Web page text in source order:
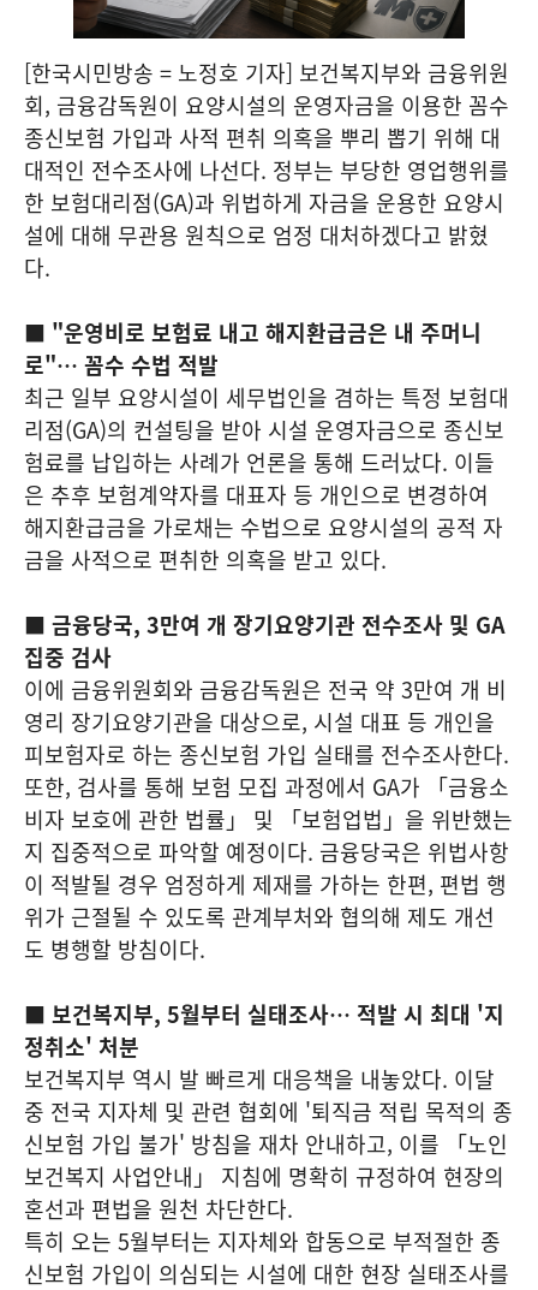
[한국시민방송 = 노정호 기자] 보건복지부와 금융위원
회, 금융감독원이 요양시설의 운영자금을 이용한 꼼수
종신보험 가입과 사적 편취 의혹을 뿌리 뽑기 위해 대
대적인 전수조사에 나선다. 정부는 부당한 영업행위를
한 보험대리점(GA)과 위법하게 자금을 운용한 요양시
설에 대해 무관용 원칙으로 엄정 대처하겠다고 밝혔
다.
■ "운영비로 보험료 내고 해지환급금은 내 주머니
로"… 꼼수 수법 적발
최근 일부 요양시설이 세무법인을 겸하는 특정 보험대
리점(GA)의 컨설팅을 받아 시설 운영자금으로 종신보
험료를 납입하는 사례가 언론을 통해 드러났다. 이들
은 추후 보험계약자를 대표자 등 개인으로 변경하여
해지환급금을 가로채는 수법으로 요양시설의 공적 자
금을 사적으로 편취한 의혹을 받고 있다.
■ 금융당국, 3만여 개 장기요양기관 전수조사 및 GA
집중 검사
이에 금융위원회와 금융감독원은 전국 약 3만여 개 비
영리 장기요양기관을 대상으로, 시설 대표 등 개인을
피보험자로 하는 종신보험 가입 실태를 전수조사한다.
또한, 검사를 통해 보험 모집 과정에서 GA가 「금융소
비자 보호에 관한 법률」 및 「보험업법」을 위반했는
지 집중적으로 파악할 예정이다. 금융당국은 위법사항
이 적발될 경우 엄정하게 제재를 가하는 한편, 편법 행
위가 근절될 수 있도록 관계부처와 협의해 제도 개선
도 병행할 방침이다.
■ 보건복지부, 5월부터 실태조사… 적발 시 최대 '지
정취소' 처분
보건복지부 역시 발 빠르게 대응책을 내놓았다. 이달
중 전국 지자체 및 관련 협회에 '퇴직금 적립 목적의 종
신보험 가입 불가' 방침을 재차 안내하고, 이를 「노인
보건복지 사업안내」 지침에 명확히 규정하여 현장의
혼선과 편법을 원천 차단한다.
특히 오는 5월부터는 지자체와 합동으로 부적절한 종
신보험 가입이 의심되는 시설에 대한 현장 실태조사를